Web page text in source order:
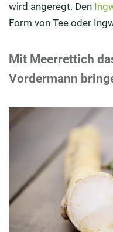
wird angeregt. Den
Form von Tee oder
Mit Meerrettich
Vordermann